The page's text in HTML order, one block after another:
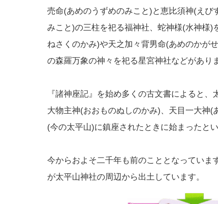
売命(あめのうずめのみこと)と恵比須神(えび
みこと)の三柱を祀る福神社、蛇神様(水神様)
ねさくのかみ)や天之加々背男命(あめのかが
の森羅万象の神々を祀る星宮神社などがあり
『諸神座記』を始め多くの古文書によると
大物主神(おおものぬしのかみ)、天目一大神(
(今の太平山)に鎮座されたときに始まったと
今からおよそ二千年も前のこととなっていま
が太平山神社の周辺から出土しています。